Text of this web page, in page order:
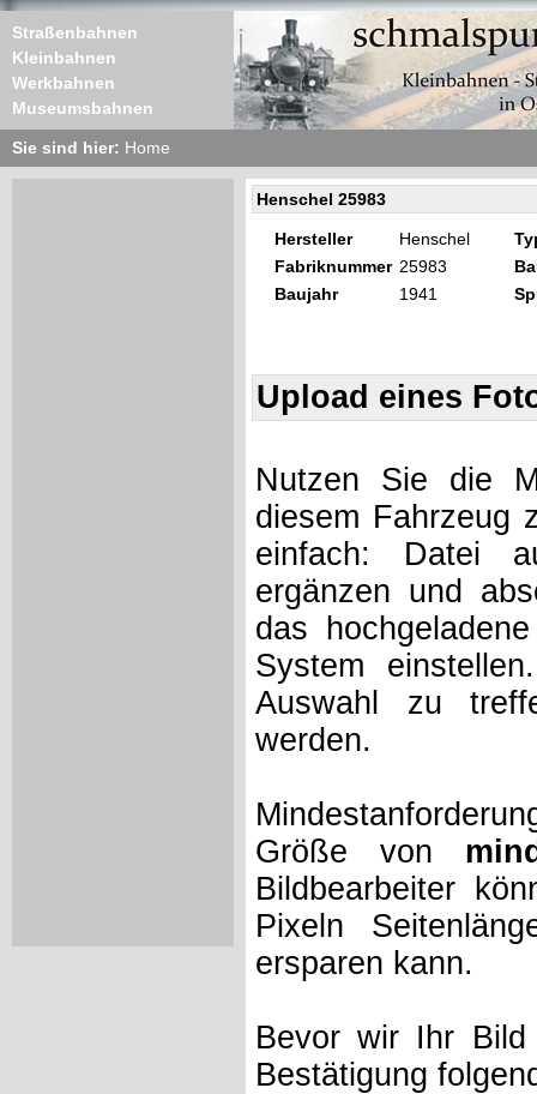
Straßenbahnen
Kleinbahnen
Werkbahnen
Museumsbahnen
Sie sind hier: Home
Henschel 25983
Hersteller Henschel
Fabriknummer 25983
Baujahr
1941
Upload eines
Nutzen Sie die
diesem Fahrzeug
einfach: Datei
ergänzen und
das
System
Auswahl zu
werden.
Größe von
Bildbearbeiter
Pixeln
ersparen kann.
Bevor wir Ihr
Bestätigung